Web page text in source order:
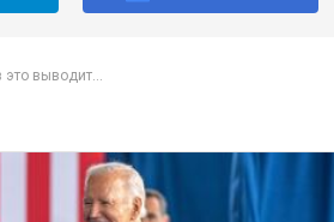
это выводит...